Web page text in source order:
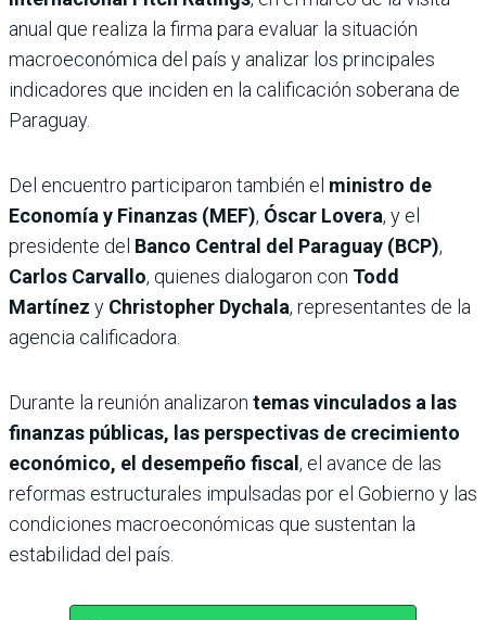
anual que realiza la firma para evaluar la situación
macroeconómica del país y analizar los principales
indicadores que inciden en la calificación soberana de
Paraguay.
Del encuentro participaron también el ministro de
Economía y Finanzas (MEF), Óscar Lovera, y el
presidente del Banco Central del Paraguay (BCP),
Carlos Carvallo, quienes dialogaron con Todd
Martínez y Christopher Dychala, representantes de la
agencia calificadora.
Durante la reunión analizaron temas vinculados a las
finanzas públicas, las perspectivas de crecimiento
económico, el desempeño fiscal , el avance de las
reformas estructurales impulsadas por el Gobierno y las
condiciones macroeconómicas que sustentan la
estabilidad del país.